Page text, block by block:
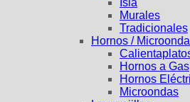
Murales
Tradicionales
Hornos /
Hornos a Gas
Hornos
Microondas